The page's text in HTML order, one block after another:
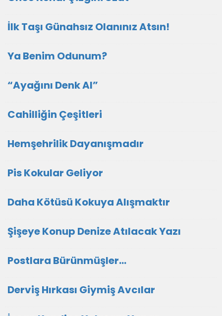
İlk Taşı Günahsız Olanınız Atsın!
Ya Benim Odunum?
“Ayağını Denk Al”
Cahilliğin Çeşitleri
Hemşehrilik Dayanışmadır
Pis Kokular Geliyor
Daha Kötüsü Kokuya Alışmaktır
Şişeye Konup Denize Atılacak Yazı
Postlara Bürünmüşler…
Derviş Hırkası Giymiş Avcılar